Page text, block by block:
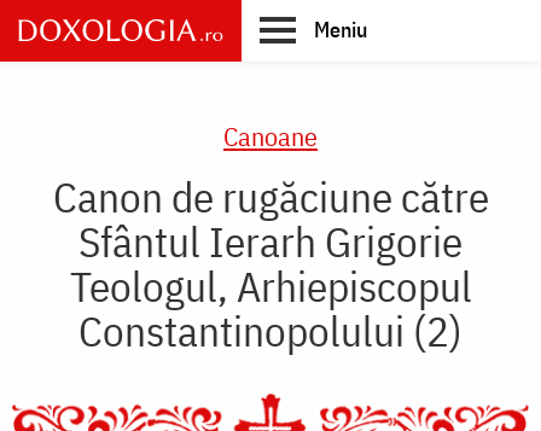
Skip
to
main
Meniu
Canoane
Canon de rugăciune către
Sfântul Ierarh Grigorie
Teologul, Arhiepiscopul
Constantinopolului (2)